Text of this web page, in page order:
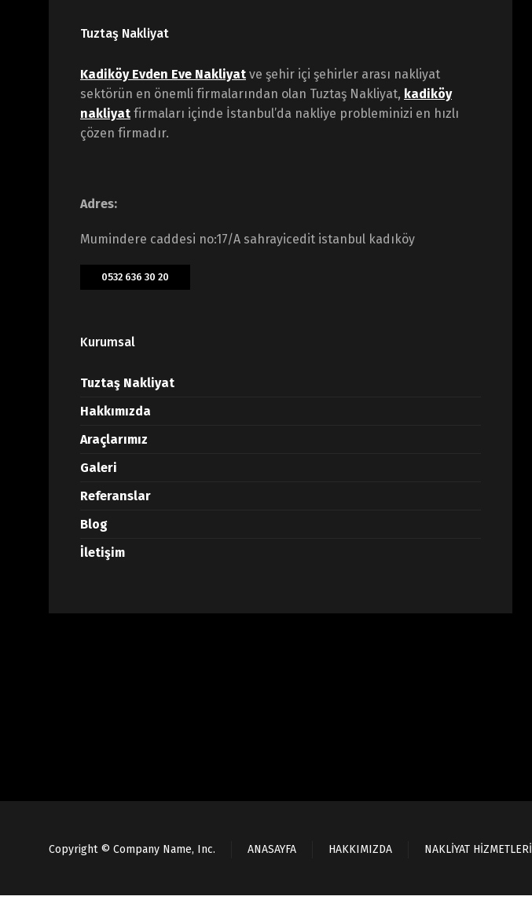
Tuztaş Nakliyat
Kadiköy Evden Eve Nakliyat ve şehir içi şehirler arası nakliyat
sektörün en önemli firmalarından olan Tuztaş Nakliyat, kadiköy
nakliyat firmaları içinde İstanbul’da nakliye probleminizi en hızlı
çözen firmadır.
Adres:
Mumindere caddesi no:17/A sahrayicedit istanbul kadıköy
0532 636 30 20
Kurumsal
Tuztaş Nakliyat
Hakkımızda
Araçlarımız
Galeri
Referanslar
Blog
İletişim
Copyright © Company Name, Inc. ANASAYFA HAKKIMIZDA NAKLİYAT HİZMETLERİ